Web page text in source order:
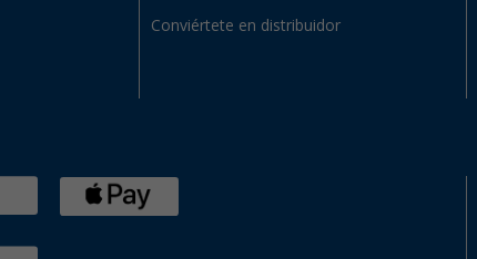
Conviértete en distribuidor